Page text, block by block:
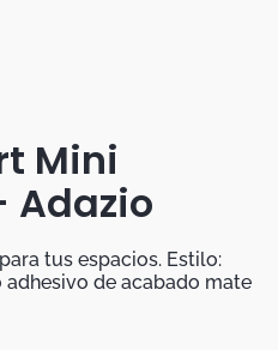
Mini
Adazio
tus espacios. Estilo:
de acabado mate